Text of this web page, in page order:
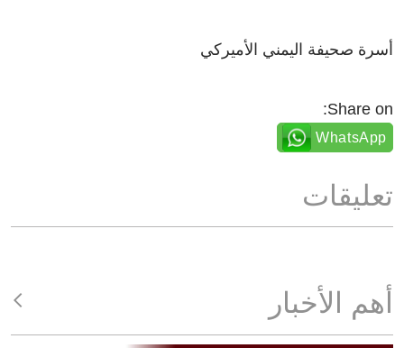
أسرة صحيفة اليمني الأميركي
Share on:
WhatsApp
تعليقات
أهم الأخبار